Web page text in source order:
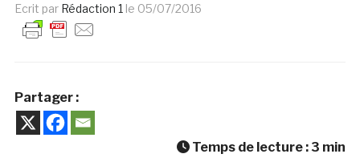
Ecrit par Rédaction 1 le 05/07/2016
Partager :
Temps de lecture : 3 min